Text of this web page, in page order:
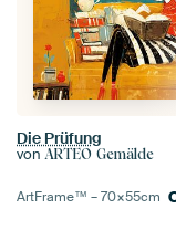
Die Prüfung
von ARTEO Gemälde
ArtFrame™ –70×55cm